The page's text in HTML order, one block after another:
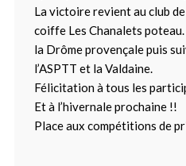
La victoire revient au club
coiffe Les Chanalets
la Drôme provençale puis
l’ASPTT et la Valdaine.
Félicitation à tous les
Et à l’hivernale prochaine !!
Place aux compétitions de